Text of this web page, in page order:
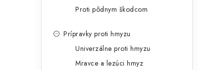
Proti pôdnym škodcom
Prípravky proti hmyzu
Univerzálne proti hmyzu
Mravce a lezúci hmyz